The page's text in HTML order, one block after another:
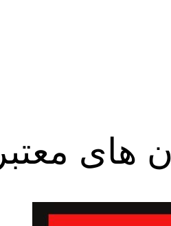
های معتبر